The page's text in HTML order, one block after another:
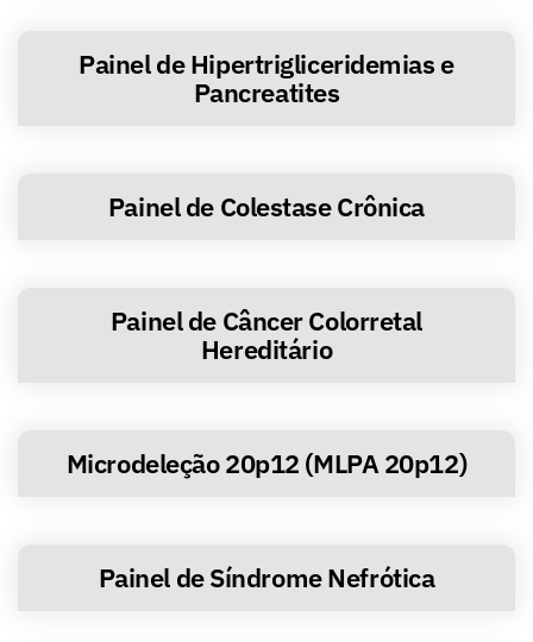
Painel de Hipertrigliceridemias e
Pancreatites
Painel de Colestase Crônica
Painel de Câncer Colorretal
Hereditário
Microdeleção 20p12 (MLPA 20p12)
Painel de Síndrome Nefrótica